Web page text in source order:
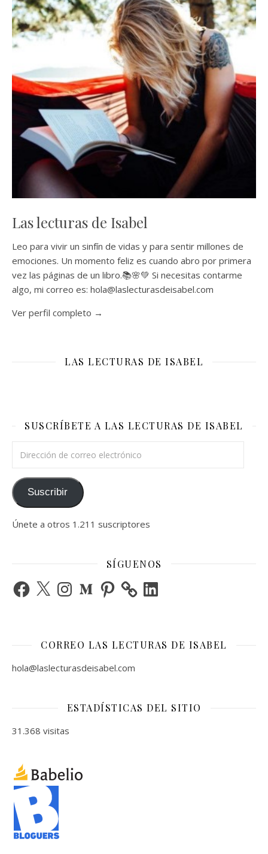
Las lecturas de Isabel
Leo para vivir un sinfín de vidas y para sentir millones de
emociones. Un momento feliz es cuando abro por primera
vez las páginas de un libro.📚🌸💚 Si necesitas contarme
algo, mi correo es: hola@laslecturasdeisabel.com
Ver perfil completo →
LAS LECTURAS DE ISABEL
SUSCRÍBETE A LAS LECTURAS DE ISABEL
Suscribir
Únete a otros 1.211 suscriptores
SÍGUENOS
Facebook
X InstagramMediumPinterest LinkedIn
CORREO LAS LECTURAS DE ISABEL
hola@laslecturasdeisabel.com
ESTADÍSTICAS DEL SITIO
31.368 visitas